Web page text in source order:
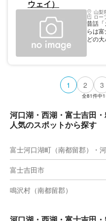
ウェイ）
山梨
ロー
昔話
らは
どの
の繁忙
の繰
時間
上山
1 2 3
全81件中
河口湖・西湖・富士吉田
人気のスポットから探す
富士河口湖町（南都留郡）・
富士吉田市
鳴沢村（南都留郡）